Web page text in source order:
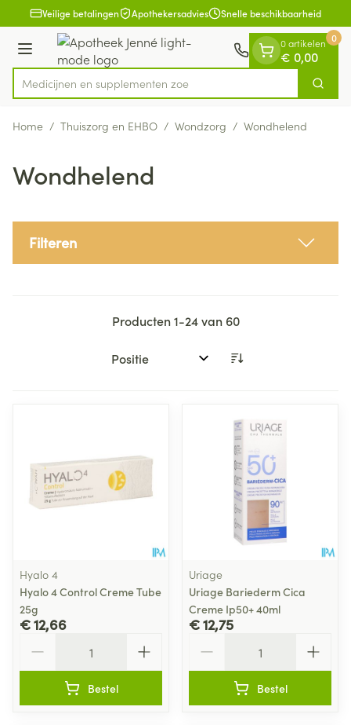
Ga naar de inhoud
1 van 1Veilige betalingen Apothekersadvies Snelle beschikbaarheid
Menu
Product, merk, categorie...
Medicijnen en Zoek
0 artikelen
€ 0,00
0
Home / Thuiszorg en EHBO / Wondzorg / Wondhelend
Wondhelend
Filteren
Producten1-24van 60
Sorteer op:
Hyalo 4
Hyalo 4 Control Creme Tube
25g
€ 12,66
Bestel
Uriage
Uriage Bariederm Cica
Creme Ip50+ 40ml
€ 12,75
Bestel